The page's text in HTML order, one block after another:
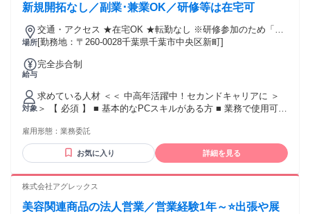
でできる仕事を探している ✅ 前職の経験を活かせる仕事がし
＿.＿.＿.＿.＿.＿.＿.＿ ・保険プランナー ・ライフプランナー
・ファイナンシャルプランナー（FP） ・保険セールス、保険
代理店営業 ・生保営業、生命保険セールス ・フリーエージェ
立 ・飛び込み営業なし ・新規開拓なし ・友人勧誘なし、家
族勧誘なし ＊未経験･初心者OK ＊経験者歓迎･有資格者歓迎
主婦･主夫歓迎（ブランクOK） ＊女性が活躍中 ＊中途入社
50％以上 ＊副業･WワークOK ＊40代以上も応募可、50代以上
も応募可
新規開拓なし／副業･兼業OK／研修等は在宅可
場所
交通・アクセス ★在宅OK ★転勤なし ※研修参加のため「新
宿区西新宿」への出社あり
[勤務地：〒260-0028千葉県千葉市中央区新町]
給与
完全歩合制
対象
求めている人材 ＜＜ 中高年活躍中！セカンドキャリアに ＞
＞ 【 必須 】 ■ 基本的なPCスキルがある方 ■ 業務で使用可能
ご経験 ■ 金融･保険業界のご経験 ■ 販売･接客･サービス業の
ご経験 ■ 無形商材･無形サービスを扱ったご経験 ■ 営業推進･
販売促進を担当したご経験 ■ オフィスワーク（ホワイトカラ
＿.＿.＿.＿.＿.＿.＿ ✅ 人と関わる仕事がしたい ✅ 独立して稼
い ✅ 前職の経験を活かせる仕事がしたい ❯❯❯ こんなキーワ
雇用形態： 業務委託
お気に入り 詳細を見る
株式会社アグレックス
美容関連商品の法人営業／営業経験1年～⭐出張や展